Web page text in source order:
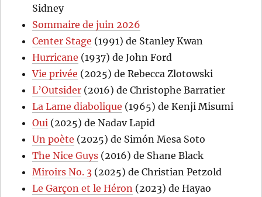
Sidney
Sommaire de juin 2026
Center Stage (1991) de Stanley Kwan
Hurricane (1937) de John Ford
Vie privée (2025) de Rebecca Zlotowski
L’Outsider (2016) de Christophe Barratier
La Lame diabolique (1965) de Kenji Misumi
Oui (2025) de Nadav Lapid
Un poète (2025) de Simón Mesa Soto
The Nice Guys (2016) de Shane Black
Miroirs No. 3 (2025) de Christian Petzold
Le Garçon et le Héron (2023) de Hayao